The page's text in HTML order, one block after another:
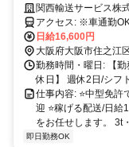
関西輸送サービス株
アクセス: ※車通勤
日給16,600円
大阪府大阪市住之江
勤務時間・曜日: 【
休日】 週休2日/シフ
仕事内容: ⭐中型免許
迎 ⭐稼げる配送/日
をお任せします。 3t
即日勤務OK